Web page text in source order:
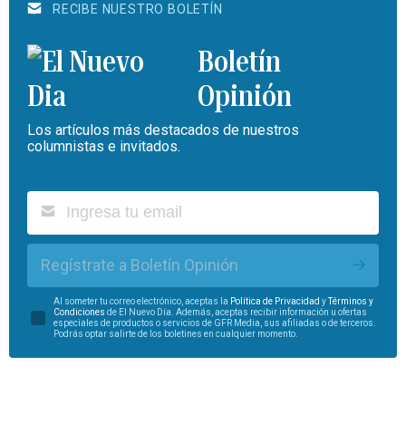
RECIBE NUESTRO BOLETÍN
Boletín
Opinión
Los artículos más destacados de nuestros
columnistas e invitados.
Regístrate a Boletín Opinión
Al someter tu correo electrónico, aceptas la Política de Privacidad yTérminos y
Condiciones de El Nuevo Día. Además, aceptas recibir información u ofertas
especiales de productos o servicios de GFR Media, sus afiliadas o de terceros.
Podrás optar salirte de los boletines en cualquier momento.